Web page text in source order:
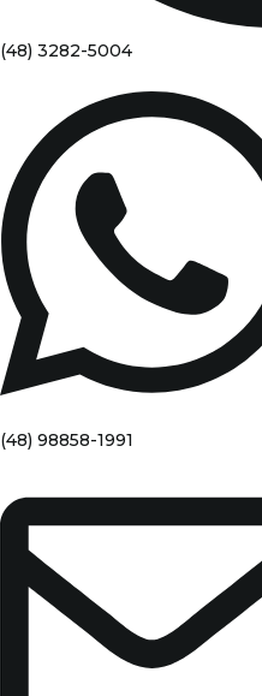
(48) 3282-5004
(48) 98858-1991